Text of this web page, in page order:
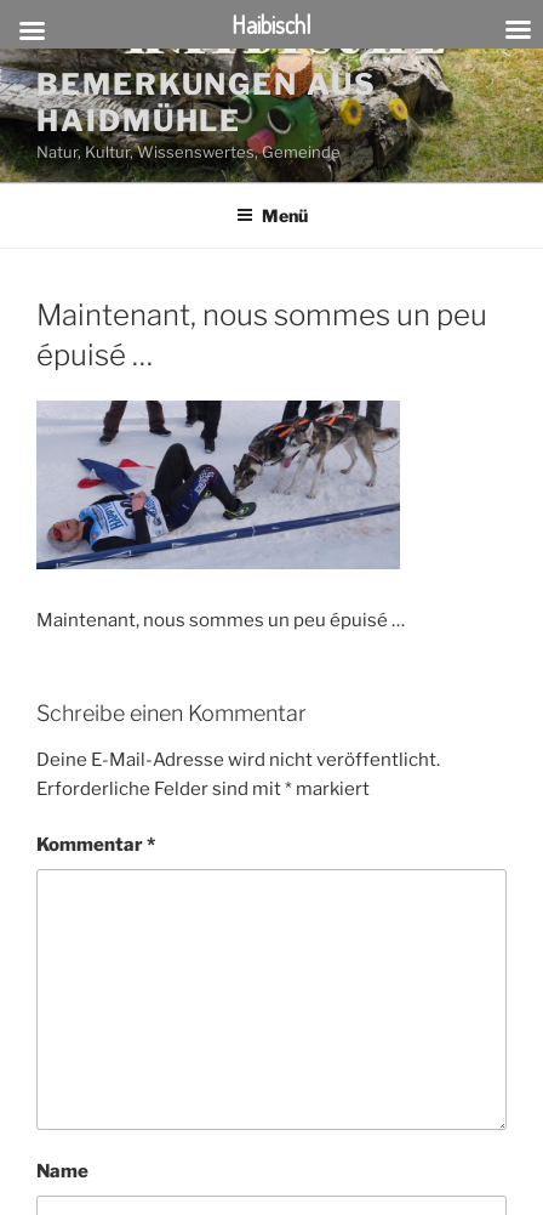
Zum
Inhalt
springen
BEMERKUNGEN AUS
HAIDMÜHLE
Natur, Kultur, Wissenswertes, Gemeinde
Menü
Maintenant, nous sommes un peu
épuisé …
Maintenant, nous sommes un peu épuisé …
Schreibe einen Kommentar
Deine E-Mail-Adresse wird nicht veröffentlicht.
Erforderliche Felder sind mit* markiert
Kommentar*
Name
Haibischl